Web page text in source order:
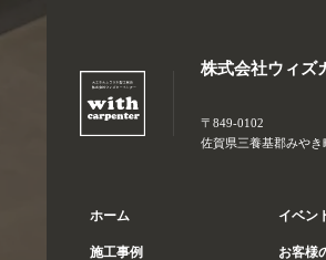
株式会社ウィズ
〒849-0102
佐賀県三養基郡みや
ホーム
施工事例
イベン
お客様